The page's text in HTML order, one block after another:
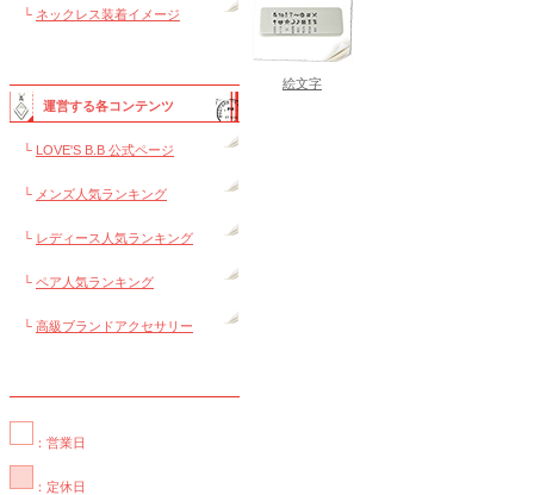
└ ネックレス装着イメージ
運営する各コンテンツ
└ LOVE'S B.B 公式ページ
└ メンズ人気ランキング
└ レディース人気ランキング
└ ペア人気ランキング
└ 高級ブランドアクセサリー
：営業日
：定休日
絵文字